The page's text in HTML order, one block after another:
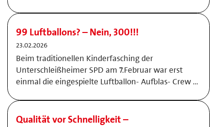
99 Luftballons? – Nein, 300!!!
23.02.2026
Beim traditionellen Kinderfasching der
Unterschleißheimer SPD am 7.Februar war erst
einmal die eingespielte Luftballon- Aufblas- Crew …
Qualität vor Schnelligkeit –